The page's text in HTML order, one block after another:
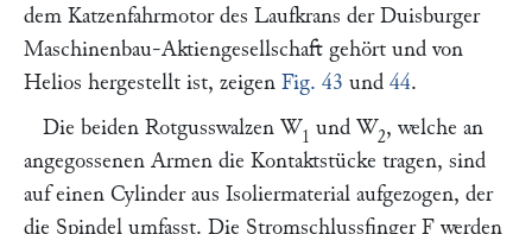
dem Katzenfahrmotor des Laufkrans der Duisburger
Maschinenbau-Aktiengesellschaft gehört und von
Helios hergestellt ist, zeigen Fig. 43 und 44.
Die beiden Rotgusswalzen W1 und W2, welche an
angegossenen Armen die Kontaktstücke tragen, sind
auf einen Cylinder aus Isoliermaterial aufgezogen, der
die Spindel umfasst. Die Stromschlussfinger F werden